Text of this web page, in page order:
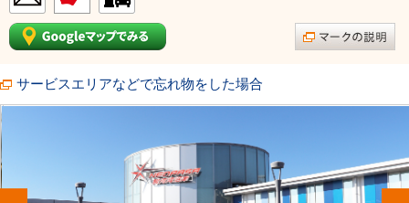
サービスエリアなどで忘れ物をした場合